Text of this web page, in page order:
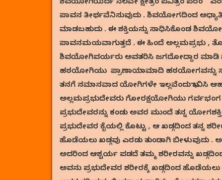
ಶಿವಯೋಗಿಯಿರ್ದ ನೆಲವೇ ಕ್ಷೇತ್ರಂ ಪವಿತ್ರಂ ಪರಂ ”
ಪಾವನ ತೀರ್ಥವೆನಿಸುವುದು . ಶಿವಯೋಗದಿಂದ
ಮಾಡಬಹುದು . ಈ ಶಕ್ತಿಯನ್ನು ಸಾಧಿಸಿಕೊಂಡ
ಪಾವನಮಯವಾಗುತ್ತದೆ . ಈ ಹಿಂದೆ ಅಲ್ಲಮಪ್ರಭು ,
ಶಿವಯೋಗಿವರ್ಯರು ಅವತರಿಸಿ ಜಗದೋದ್ದಾರ ಮಾಡಿ
ಹಠಯೋಗಿಯು ಪ್ರಾಣಾಯಾಮಾದಿ ಹಠಯೋಗವನ್ನು
ತನಗೆ ಸಮಾನವಾದ ಯೋಗಿಗಳೇ ಇಲ್ಲವೆಂದು ಭಾವಿಸಿ
ಅಲ್ಲಮಪ್ರಭುದೇವರು ಗೋರಕ್ಷಯೋಗಿಯು
ಪ್ರಭುದೇವರನ್ನು ಕಂಡು ಅವರ ಮುಂದೆ ತನ್ನ
ಪ್ರಭುದೇವರ ಕೈಯಲ್ಲಿ ಕೊಟ್ಟು , ಆ ಖಡ್ಗದಿಂದ ತನ್ನ
ಹೊಡೆಯಲು ಖಡ್ಗವು ಎರಡು ತುಂಡಾಗಿ ಬೀಳುವುದು
ಅದರಿಂದ ಆಶ್ಚರ್ಯ ಪಡದೆ ತಮ್ಮ ಶರೀರವನ್ನು
ಅವನು ಪ್ರಭುದೇವರ ಶರೀರಕ್ಕೆ ಖಡ್ಗದಿಂದ ಹೊಡೆಯಲು